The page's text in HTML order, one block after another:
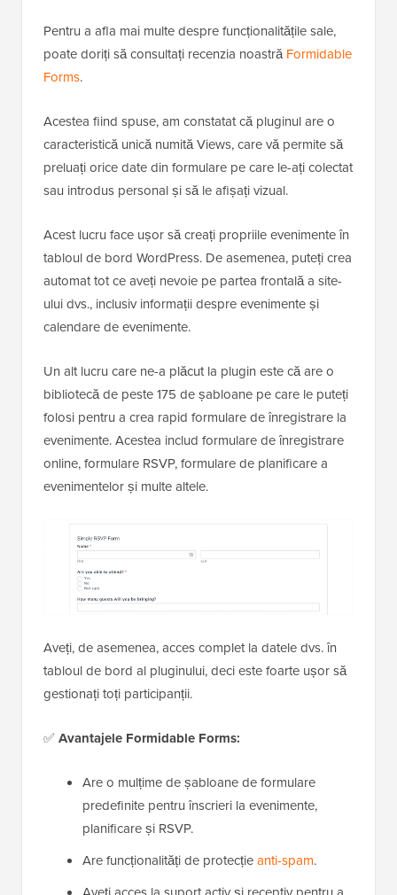
Pentru a afla mai multe despre funcționalitățile sale,
poate doriți să consultați recenzia noastrăFormidable
Forms.
Acestea fiind spuse, am constatat că pluginul are o
caracteristică unică numită Views, care vă permite să
preluați orice date din formulare pe care le-ați colectat
sau introdus personal și să le afișați vizual.
Acest lucru face ușor să creați propriile evenimente în
tabloul de bord WordPress. De asemenea, puteți crea
automat tot ce aveți nevoie pe partea frontală a site-
ului dvs., inclusiv informații despre evenimente și
calendare de evenimente.
Un alt lucru care ne-a plăcut la plugin este că are o
bibliotecă de peste 175 de șabloane pe care le puteți
folosi pentru a crea rapid formulare de înregistrare la
evenimente. Acestea includ formulare de înregistrare
online, formulare RSVP, formulare de planificare a
evenimentelor și multe altele.
Aveți, de asemenea, acces complet la datele dvs. în
tabloul de bord al pluginului, deci este foarte ușor să
gestionați toți participanții.
✅Avantajele Formidable Forms:
Are o mulțime de șabloane de formulare
predefinite pentru înscrieri la evenimente,
planificare și RSVP.
Are funcționalități de protecțieanti-spam.